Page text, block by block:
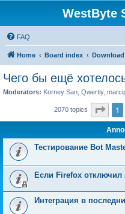
WestByte
FAQ
Home Board index Download
Чего бы ещё
Moderators: Korney San Qwertiy,
2070 topics Page
1
Тестирование Bot
Если Firefox
Интеграция в